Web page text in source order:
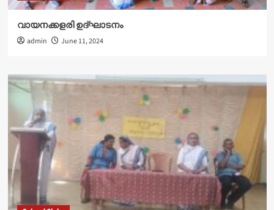
വായനക്കളരി ഉദ്‌ഘാടനം
admin June 11, 2024